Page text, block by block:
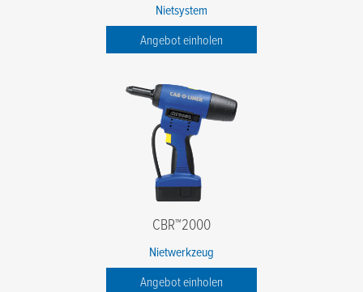
Nietsystem
Angebot einholen
CBR™2000
Nietwerkzeug
Angebot einholen